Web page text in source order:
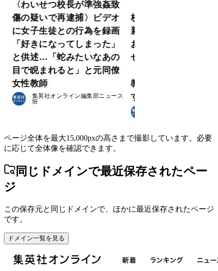
ページ全体を最大15,000pxの高さまで撮影しています。必要
に応じて全体像を確認できます。
同じドメインで最近保存されたペー
ジ
この保存元と同じドメインで、ほかに最近保存されたページ
です。
ドメイン一覧を見る